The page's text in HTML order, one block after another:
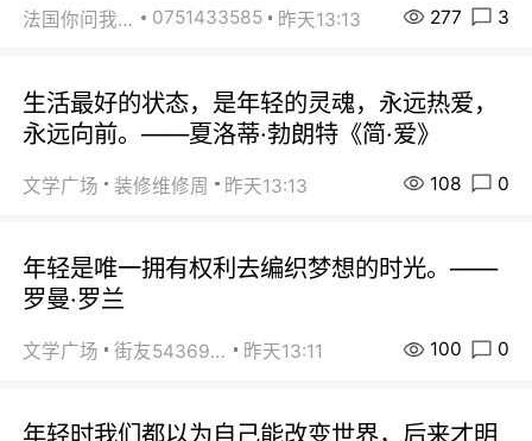
法国你问我答 0751433585 昨天13:13 277 3
生活最好的状态，是年轻的灵魂，永远热爱，
永远向前。——夏洛蒂·勃朗特《简·爱》
文学广场 装修维修周 昨天13:13 108 0
年轻是唯一拥有权利去编织梦想的时光。——
罗曼·罗兰
文学广场 街友54369822 昨天13:11 100 0
年轻时我们都以为自己能改变世界，后来才明